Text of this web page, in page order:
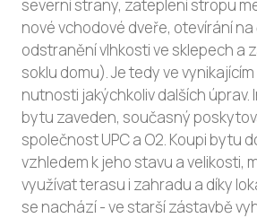
severní strany, zateplení stropu
nové vchodové dveře, otevírání na
odstranění vlhkosti ve sklepech a
soklu domu). Je tedy ve
nutnosti jakýchkoliv dalších úprav.
bytu zaveden, současný
společnost UPC a O2. Koupi bytu
vzhledem k jeho stavu a velikosti,
využívat terasu i zahradu a díky
se nachází - ve starší zástavbě